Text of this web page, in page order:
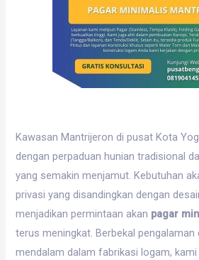
Kawasan Mantrijeron di pusat Kota
dengan perpaduan hunian tradisional
yang semakin menjamut. Kebutuhan
privasi yang disandingkan dengan
menjadikan permintaan akan pagar
terus meningkat. Berbekal pengalaman
mendalam dalam fabrikasi logam,